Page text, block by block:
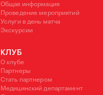
Общая информация
Проведение мероприятий
Услуги в день матча
Экскурсии
КЛУБ
О клубе
Партнеры
Стать партнером
Медицинский департамент